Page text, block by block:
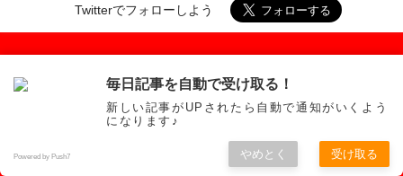
Twitterでフォローしよう
PAGE SERCH
RACKETs【アクセス順】
毎日記事を自動で受け取る！
新しい記事がUPされたら自動で通知がいくよう
になります♪
Powered by Push7 やめとく 受け取る